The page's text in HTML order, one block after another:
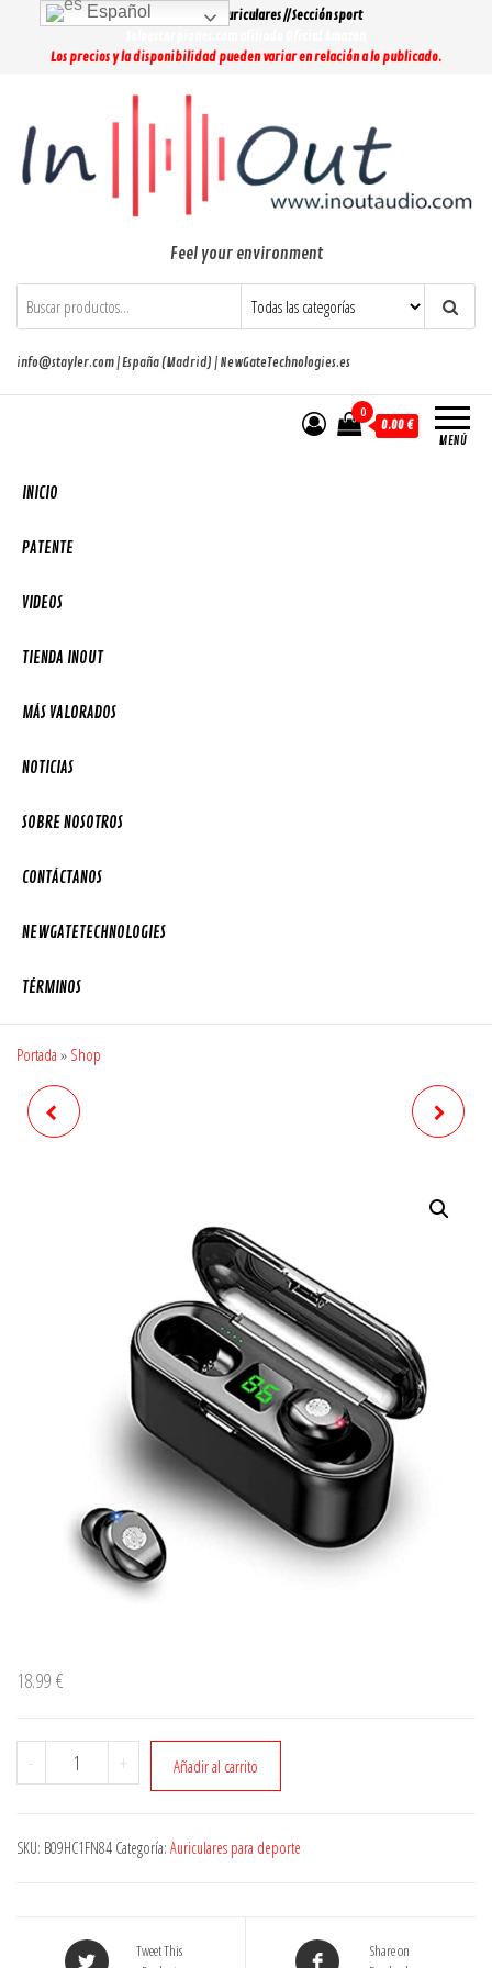
contenido
Lo más buscado: Auriculares // Sección sport
Los precios y la disponibilidad pueden variar en relación a lo publicado.
Feel your environment
info@stayler.com | España (Madrid) | NewGateTechnologies.es
MENÚ
0
0.00 €
INICIO
PATENTE
VIDEOS
TIENDA INOUT
MÁS VALORADOS
NOTICIAS
SOBRE NOSOTROS
CONTÁCTANOS
NEWGATETECHNOLOGIES
TÉRMINOS
Portada » Shop
18.99 €
- Cantidad + Añadir al carrito
SKU: B09HC1FN84 Categoría: Auriculares para deporte
Tweet This
Share on
Español